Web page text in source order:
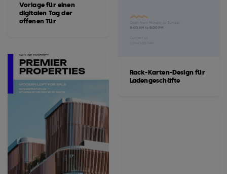
Vorlage für einen
digitalen Tag der
offenen Tür
Rack-Karten-Design für
Ladengeschäfte